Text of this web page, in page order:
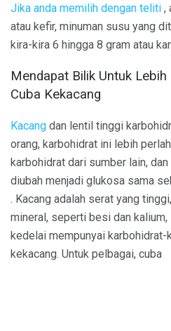
Jika anda memilih dengan teliti ,
atau kefir, minuman susu yang
kira-kira 6 hingga 8 gram atau
Mendapat Bilik Untuk
Cuba Kekacang
Kacang dan lentil tinggi
orang, karbohidrat ini lebih
karbohidrat dari sumber lain,
diubah menjadi glukosa sama
. Kacang adalah serat yang
mineral, seperti besi dan
kedelai mempunyai karbohidrat-
kekacang. Untuk pelbagai, cuba